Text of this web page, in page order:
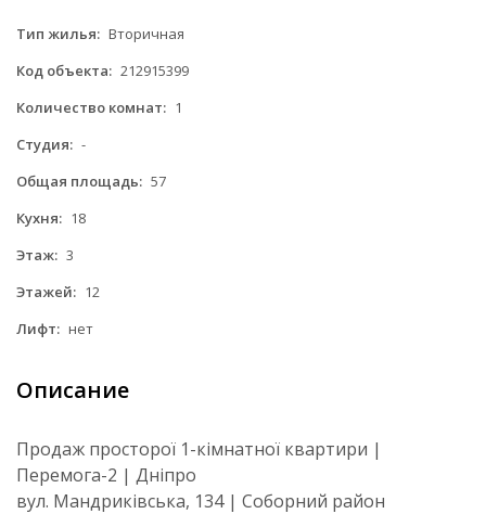
Тип жилья: Вторичная
Код объекта: 212915399
Количество комнат: 1
Студия: -
Общая площадь: 57
Кухня: 18
Этаж: 3
Этажей: 12
Лифт: нет
Описание
Продаж просторої 1-кімнатної квартири |
Перемога-2 | Дніпро
вул. Мандриківська, 134 | Соборний район